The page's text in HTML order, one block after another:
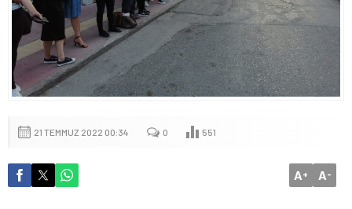
21 TEMMUZ 2022 00:34 0 551
A+ A-